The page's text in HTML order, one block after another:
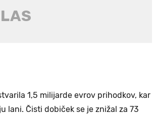
1,5 milijarde evrov prihodkov, kar
lani. Čisti dobiček se je znižal za 73